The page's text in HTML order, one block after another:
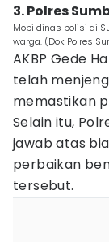
3. Polres
Mobi dinas polisi di
warga. (Dok Polres
AKBP Gede
telah
memastikan
Selain itu,
jawab atas
perbaikan
tersebut.